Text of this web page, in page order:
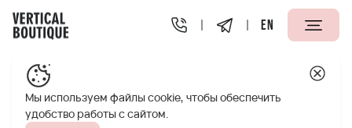
EN
Мы используем файлы cookie, чтобы обеспечить
удобство работы с сайтом.